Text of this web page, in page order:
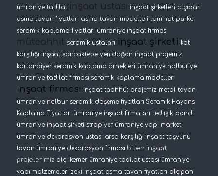
ümraniye tadilat inşaat ustası inşaat şirketleri alçıpan
asma tavan fiyatları asma tavan modelleri laminat parke
seramik kaplama fiyatları ümraniye inşaat firması
müteahhit seramik ustaları inşaat şirketi kat
karşılığı inşaat sancaktepe yenidoğan inşaat projemiz
kartonpiyer seramik kaplama örnekleri ümraniye nalburiye
ümraniye tadilat firması seramik kaplama modelleri
inşaat firması inşaat taahhüt projemiz metal tavan
ümraniye nalbur seramik döşeme fiyatları Seramik Fayans
Kaplama Fiyatları ümraniye inşaat firmaları led ışık bandı
ümraniye inşaat şirketi stropiyer ümraniye yapı market
ümraniye dekorasyon ustası arsa karşılığı inşaat taşyünü
tavan ümraniye dekorasyon firması biten inşaat
projelerimiz alçı kemer ümraniye tadilat ustası ümraniye
yapı malzemeleri zeki inşaat asma tavan fiyatları alçıpan